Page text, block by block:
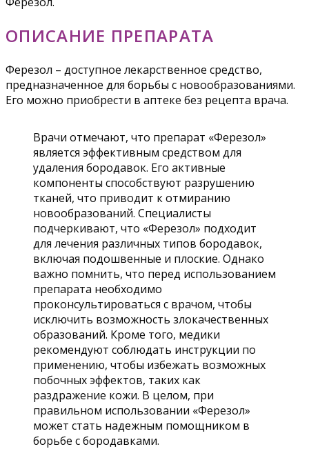
ОПИСАНИЕ ПРЕПАРАТА
Ферезол – доступное лекарственное средство,
предназначенное для борьбы с новообразованиями.
Его можно приобрести в аптеке без рецепта врача.
Врачи отмечают, что препарат «Ферезол»
является эффективным средством для
удаления бородавок. Его активные
компоненты способствуют разрушению
тканей, что приводит к отмиранию
новообразований. Специалисты
подчеркивают, что «Ферезол» подходит
для лечения различных типов бородавок,
включая подошвенные и плоские. Однако
важно помнить, что перед использованием
препарата необходимо
проконсультироваться с врачом, чтобы
исключить возможность злокачественных
образований. Кроме того, медики
рекомендуют соблюдать инструкции по
применению, чтобы избежать возможных
побочных эффектов, таких как
раздражение кожи. В целом, при
правильном использовании «Ферезол»
может стать надежным помощником в
борьбе с бородавками.